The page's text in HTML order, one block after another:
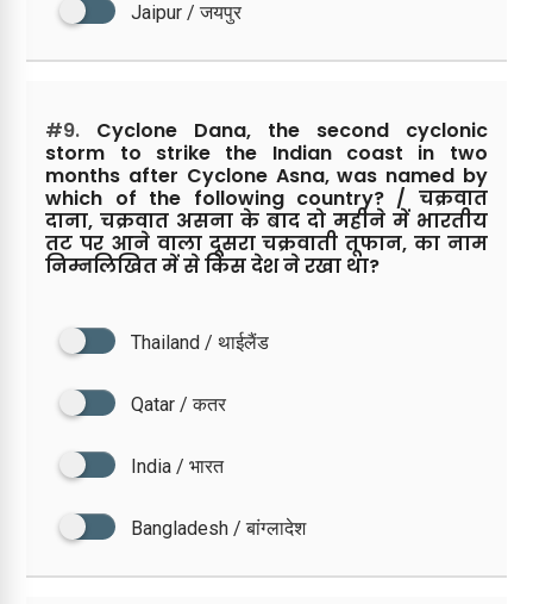
Jaipur / जयपुर
#9. Cyclone Dana, the second cyclonic
storm to strike the Indian coast in two
months after Cyclone Asna, was named by
which of the following country? / चक्रवात
दाना, चक्रवात असना के बाद दो महीने में भारतीय
तट पर आने वाला दूसरा चक्रवाती तूफान, का नाम
निम्नलिखित में से किस देश ने रखा था?
Thailand / थाईलैंड
Qatar / कतर
India / भारत
Bangladesh / बांग्लादेश